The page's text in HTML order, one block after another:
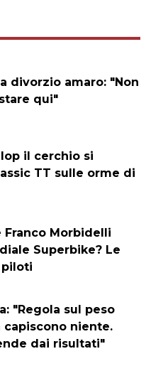
divorzio amaro: "Non
qui"
il cerchio si
TT sulle orme di
Franco Morbidelli
Superbike? Le
"Regola sul peso
capiscono niente.
dai risultati"